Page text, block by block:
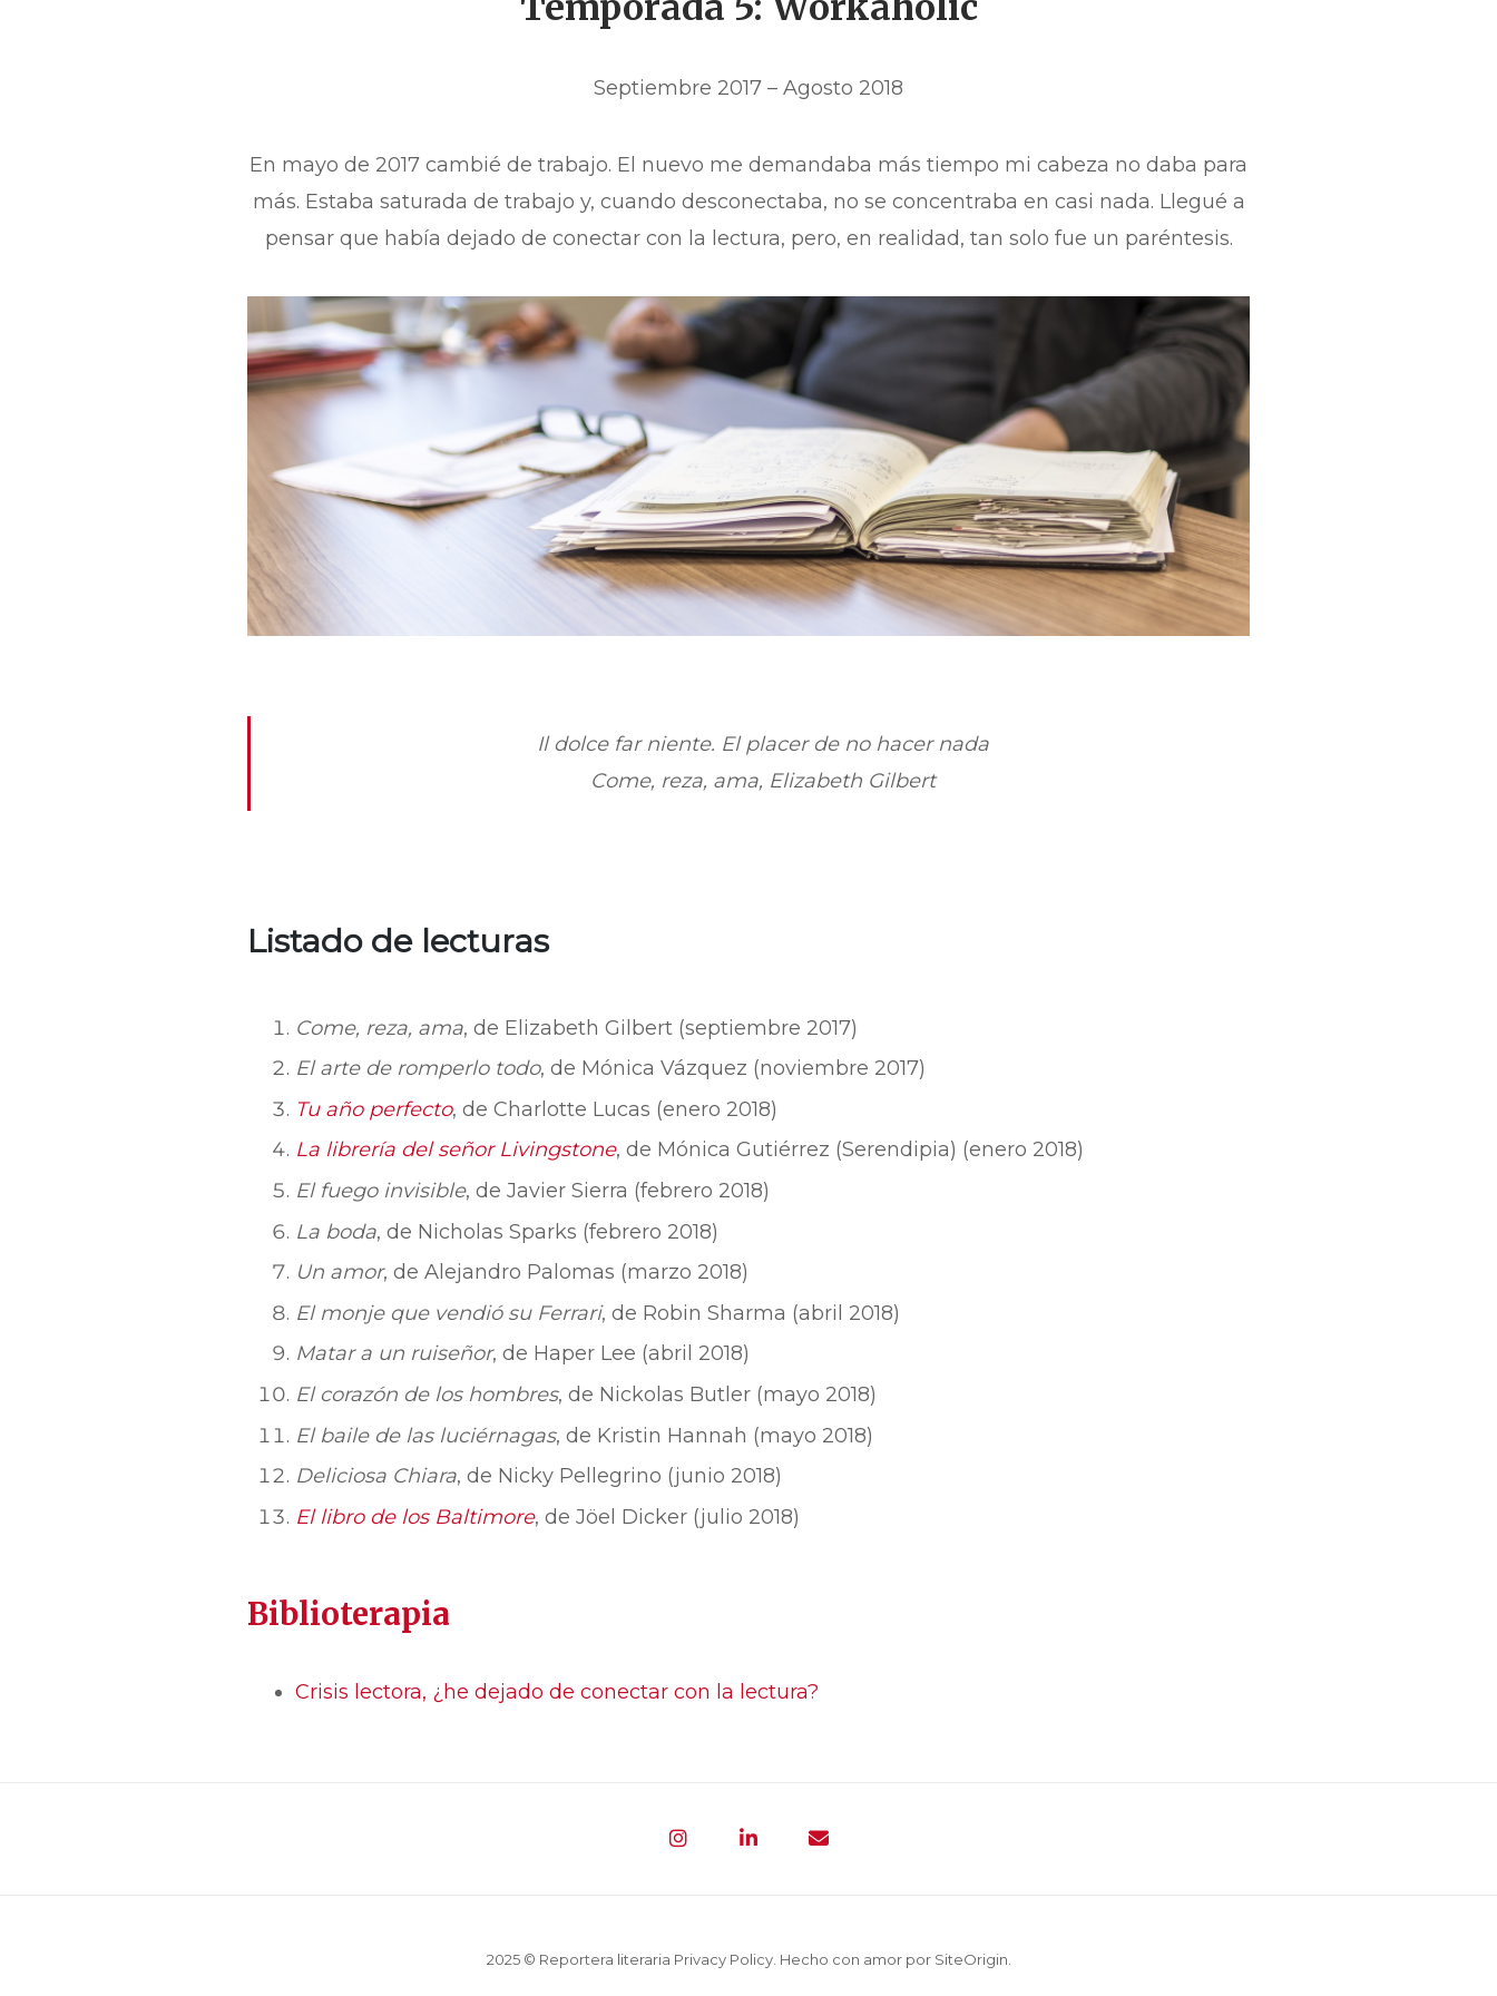
Septiembre 2017 – Agosto 2018
En mayo de 2017 cambié de trabajo. El nuevo me demandaba más tiempo mi cabeza no daba para
más. Estaba saturada de trabajo y, cuando desconectaba, no se concentraba en casi nada. Llegué a
pensar que había dejado de conectar con la lectura, pero, en realidad, tan solo fue un paréntesis.
Il dolce far niente. El placer de no hacer nada
Come, reza, ama, Elizabeth Gilbert
Listado de lecturas
Come, reza, ama, de Elizabeth Gilbert (septiembre 2017)
El arte de romperlo todo, de Mónica Vázquez (noviembre 2017)
Tu año perfecto, de Charlotte Lucas (enero 2018)
La librería del señor Livingstone, de Mónica Gutiérrez (Serendipia) (enero 2018)
El fuego invisible, de Javier Sierra (febrero 2018)
La boda, de Nicholas Sparks (febrero 2018)
Un amor, de Alejandro Palomas (marzo 2018)
El monje que vendió su Ferrari, de Robin Sharma (abril 2018)
Matar a un ruiseñor, de Haper Lee (abril 2018)
El corazón de los hombres, de Nickolas Butler (mayo 2018)
El baile de las luciérnagas, de Kristin Hannah (mayo 2018)
Deliciosa Chiara, de Nicky Pellegrino (junio 2018)
El libro de los Baltimore, de Jöel Dicker (julio 2018)
Biblioterapia
Crisis lectora, ¿he dejado de conectar con la lectura?
2025 © Reportera literaria Privacy Policy. Hecho con amor por SiteOrigin